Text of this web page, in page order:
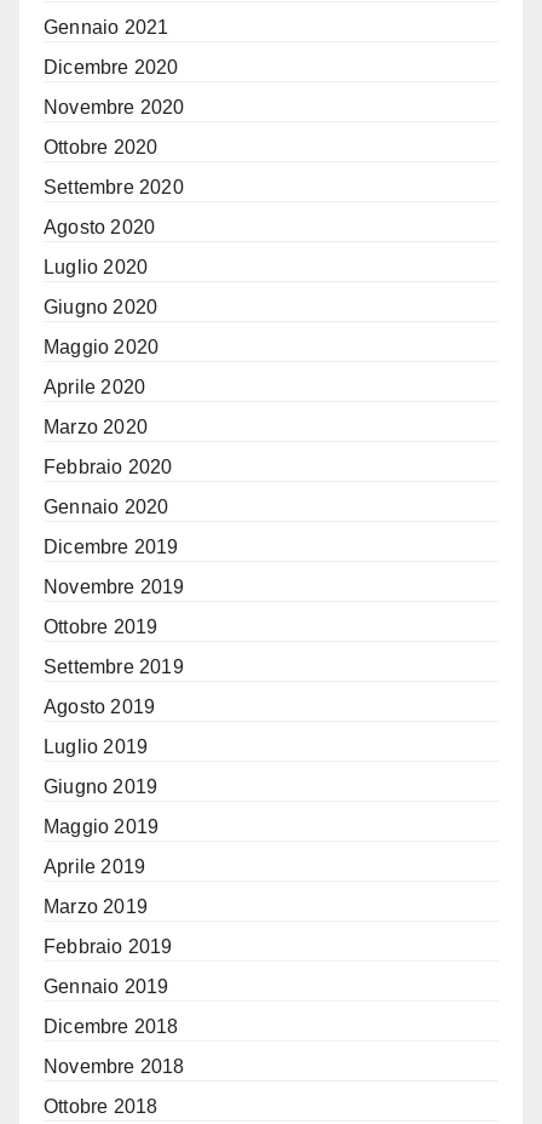
Gennaio 2021
Dicembre 2020
Novembre 2020
Ottobre 2020
Settembre 2020
Agosto 2020
Luglio 2020
Giugno 2020
Maggio 2020
Aprile 2020
Marzo 2020
Febbraio 2020
Gennaio 2020
Dicembre 2019
Novembre 2019
Ottobre 2019
Settembre 2019
Agosto 2019
Luglio 2019
Giugno 2019
Maggio 2019
Aprile 2019
Marzo 2019
Febbraio 2019
Gennaio 2019
Dicembre 2018
Novembre 2018
Ottobre 2018